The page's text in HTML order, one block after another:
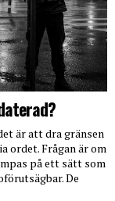
är att dra gränsen
ordet. Frågan är om
på ett sätt som
De